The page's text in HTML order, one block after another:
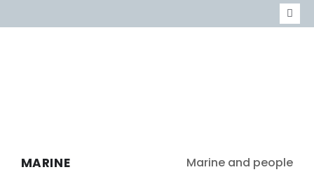
MARINE Marine and people